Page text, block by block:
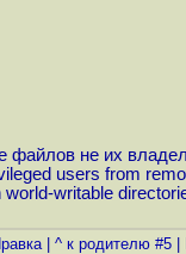
файлов не их
users from
writable
| ^ к родителю #5